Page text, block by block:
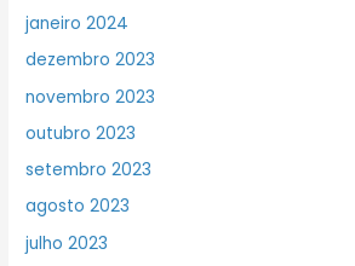
janeiro 2024
dezembro 2023
novembro 2023
outubro 2023
setembro 2023
agosto 2023
julho 2023